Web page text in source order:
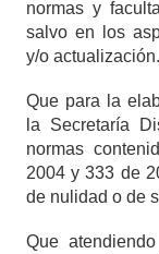
normas y
salvo en los
y/o actualización.
Que para la
la Secretaría
normas
2004 y 333 de
de nulidad o de
Que